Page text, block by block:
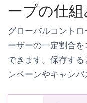
ープの仕
グローバルコント
ーザーの一定割合
できます。保存す
ンペーンやキャンバ